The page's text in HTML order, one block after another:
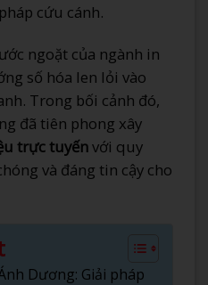
cứu cánh.
ngoặt của ngành in
số hóa len lỏi vào
Trong bối cảnh đó,
đã tiên phong xây
trực tuyếnvới quy
và đáng tin cậy cho
Dương: Giải pháp